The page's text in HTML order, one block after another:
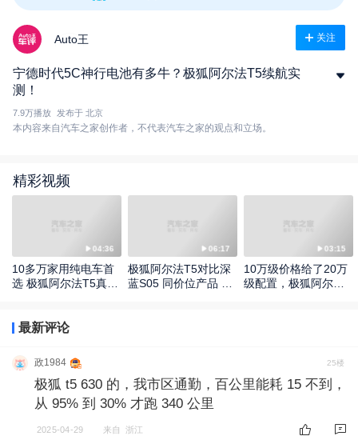
关注
Auto王
宁德时代5C神行电池有多牛？极狐阿尔法T5续航实
测！
7.9万播放 发布于 北京
本内容来自汽车之家创作者，不代表汽车之家的观点和立场。
精彩视频
04:36
10多万家用纯电车首
选 极狐阿尔法T5真实
06:17
极狐阿尔法T5对比深
蓝S05 同价位产品 谁
03:15
10万级价格给了20万
级配置，极狐阿尔法T
最新评论
政1984 25楼
极狐 t5 630 的，我市区通勤，百公里能耗 15 不到，
从 95% 到 30% 才跑 340 公里
2025-04-29 来自 浙江